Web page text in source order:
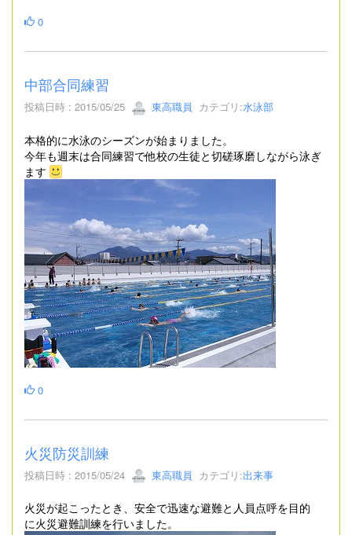
0
中部合同練習
投稿日時 : 2015/05/25 東高職員 カテゴリ:水泳部
本格的に水泳のシーズンが始まりました。
今年も週末は合同練習で他校の生徒と切磋琢磨しながら泳ぎ
ます
0
火災防災訓練
投稿日時 : 2015/05/24 東高職員 カテゴリ:出来事
火災が起こったとき、安全で迅速な避難と人員点呼を目的
に火災避難訓練を行いました。